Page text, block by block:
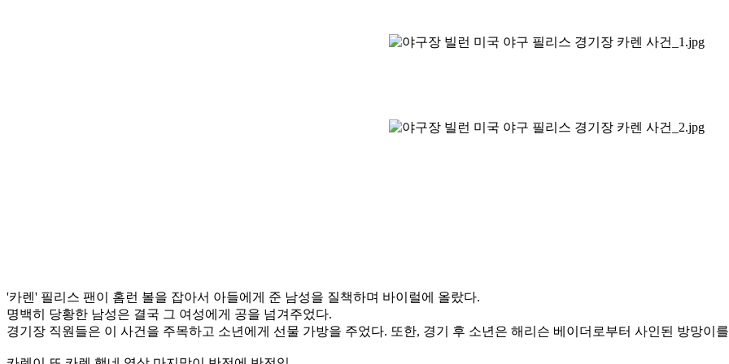
'카렌' 필리스 팬이 홈런 볼을 잡아서 아들에게 준 남성을 질책하며 바이럴에 올랐다.
명백히 당황한 남성은 결국 그 여성에게 공을 넘겨주었다.
경기장 직원들은 이 사건을 주목하고 소년에게 선물 가방을 주었다. 또한, 경기 후 소년은 해리슨 베이더로부터 사인된 방망이